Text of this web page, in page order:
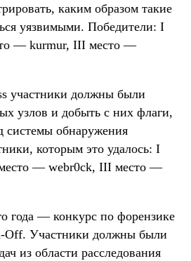
каким образом такие
уязвимыми. Победители: I
— kurmur, III место —
участники должны были
узлов и добыть с них флаги,
системы обнаружения
которым это удалось: I
— webr0ck, III место —
года — конкурс по форензике
Off. Участники должны были
из области расследования